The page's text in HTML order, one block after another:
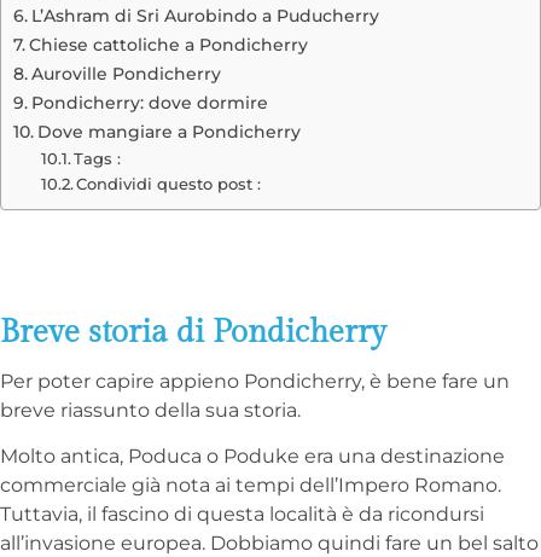
L’Ashram di Sri Aurobindo a Puducherry
Chiese cattoliche a Pondicherry
Auroville Pondicherry
Pondicherry: dove dormire
Dove mangiare a Pondicherry
Tags :
Condividi questo post :
Breve storia di Pondicherry
Per poter capire appieno Pondicherry, è bene fare un
breve riassunto della sua storia.
Molto antica, Poduca o Poduke era una destinazione
commerciale già nota ai tempi dell’Impero Romano.
Tuttavia, il fascino di questa località è da ricondursi
all’invasione europea. Dobbiamo quindi fare un bel salto